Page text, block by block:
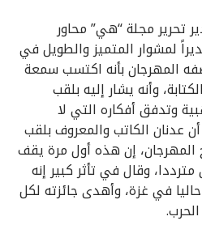
تحرير مجلة “هي” محاور
لمشوار المتميز والطويل في
المهرجان بأنه اكتسب سمعة
وأنه يشار إليه بلقب
وتدفق أفكاره التي لا
عدنان الكاتب والمعروف بلقب
إن هذه أول مرة يقف
وقال في تأثر كبير إنه
في غزة، وأهدى جائزته لكل